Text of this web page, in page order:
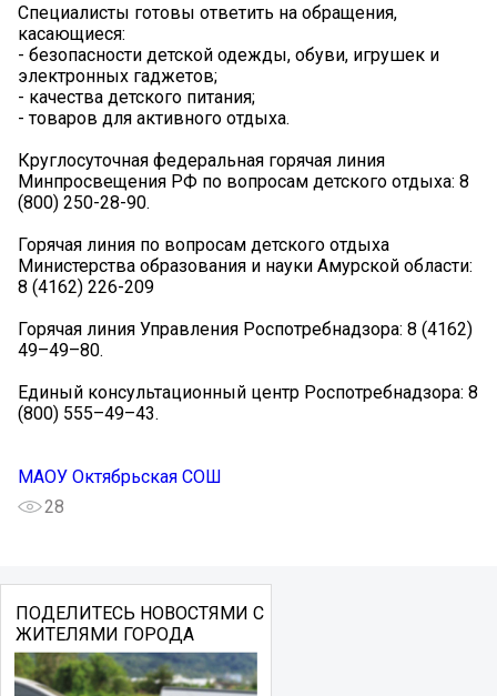
Специалисты готовы ответить на обращения,
касающиеся:
- безопасности детской одежды, обуви, игрушек и
электронных гаджетов;
- качества детского питания;
- товаров для активного отдыха.
Круглосуточная федеральная горячая линия
Минпросвещения РФ по вопросам детского отдыха: 8
(800) 250-28-90.
Горячая линия по вопросам детского отдыха
Министерства образования и науки Амурской области:
8 (4162) 226-209
Горячая линия Управления Роспотребнадзора: 8 (4162)
49–49–80.
Единый консультационный центр Роспотребнадзора: 8
(800) 555–49–43.
МАОУ Октябрьская СОШ
28
ПОДЕЛИТЕСЬ НОВОСТЯМИ С
ЖИТЕЛЯМИ ГОРОДА